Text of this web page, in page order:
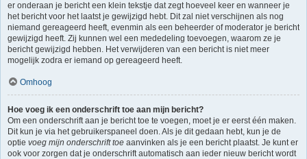
er onderaan je bericht een klein tekstje dat zegt hoeveel keer en wanneer je
het bericht voor het laatst je gewijzigd hebt. Dit zal niet verschijnen als nog
niemand gereageerd heeft, evenmin als een beheerder of moderator je bericht
gewijzigd heeft. Zij kunnen wel een mededeling toevoegen, waarom ze je
bericht gewijzigd hebben. Het verwijderen van een bericht is niet meer
mogelijk zodra er iemand op gereageerd heeft.
Omhoog
Hoe voeg ik een onderschrift toe aan mijn bericht?
Om een onderschrift aan je bericht toe te voegen, moet je er eerst één maken.
Dit kun je via het gebruikerspaneel doen. Als je dit gedaan hebt, kun je de
optie voeg mijn onderschrift toe aanvinken als je een bericht plaatst. Je kunt er
ook voor zorgen dat je onderschrift automatisch aan ieder nieuw bericht wordt